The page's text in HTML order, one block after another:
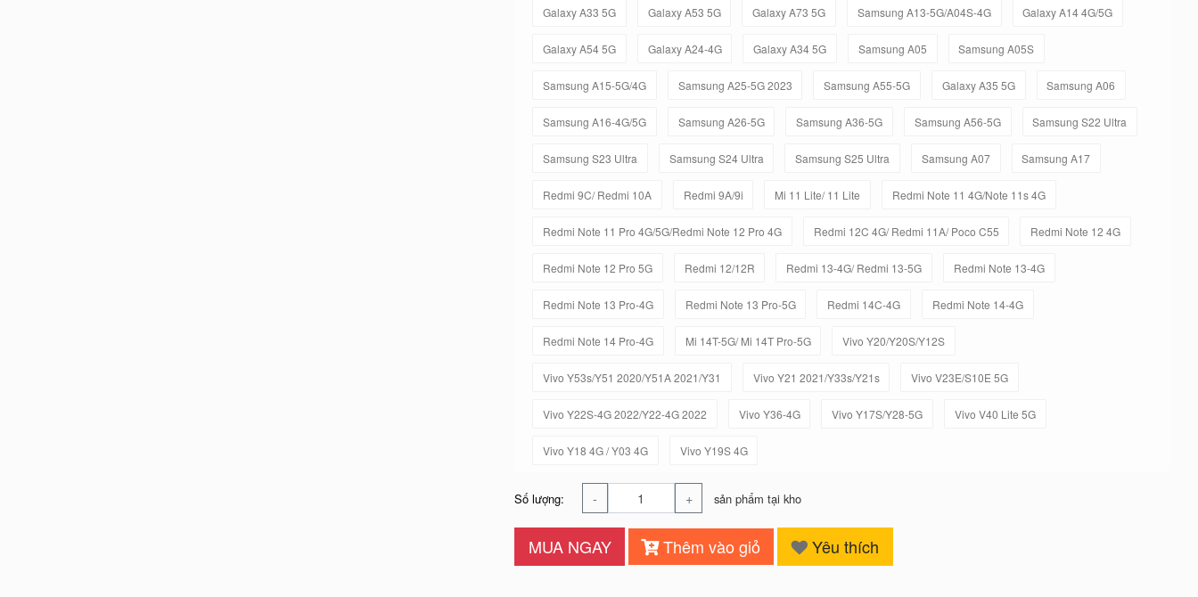
Galaxy A33 5G Galaxy A53 5G Galaxy A73 5G Samsung A13-5G/A04S-4G Galaxy A14 4G/5G
Galaxy A54 5G Galaxy A24-4G Galaxy A34 5G Samsung A05 Samsung A05S
Samsung A15-5G/4G Samsung A25-5G 2023 Samsung A55-5G Galaxy A35 5G Samsung A06
Samsung A16-4G/5G Samsung A26-5G Samsung A36-5G Samsung A56-5G Samsung S22 Ultra
Samsung S23 Ultra Samsung S24 Ultra Samsung S25 Ultra Samsung A07 Samsung A17
Redmi 9C/ Redmi 10A Redmi 9A/9i Mi 11 Lite/ 11 Lite Redmi Note 11 4G/Note 11s 4G
Redmi Note 11 Pro 4G/5G/Redmi Note 12 Pro 4G Redmi 12C 4G/ Redmi 11A/ Poco C55 Redmi Note 12 4G
Redmi Note 12 Pro 5G Redmi 12/12R Redmi 13-4G/ Redmi 13-5G Redmi Note 13-4G
Redmi Note 13 Pro-4G Redmi Note 13 Pro-5G Redmi 14C-4G Redmi Note 14-4G
Redmi Note 14 Pro-4G Mi 14T-5G/ Mi 14T Pro-5G Vivo Y20/Y20S/Y12S
Vivo Y53s/Y51 2020/Y51A 2021/Y31 Vivo Y21 2021/Y33s/Y21s Vivo V23E/S10E 5G
Vivo Y22S-4G 2022/Y22-4G 2022 Vivo Y36-4G Vivo Y17S/Y28-5G Vivo V40 Lite 5G
Vivo Y18 4G / Y03 4G Vivo Y19S 4G
Số lượng: - + sản phẩm tại kho
MUA NGAY Thêm vào giỏ Yêu thích